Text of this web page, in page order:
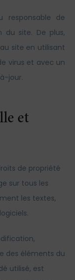
de
du site. De plus,
site en utilisant
virus et avec un
jour.
et
de propriété
sur tous les
les textes,
des éléments du
utilisé, est